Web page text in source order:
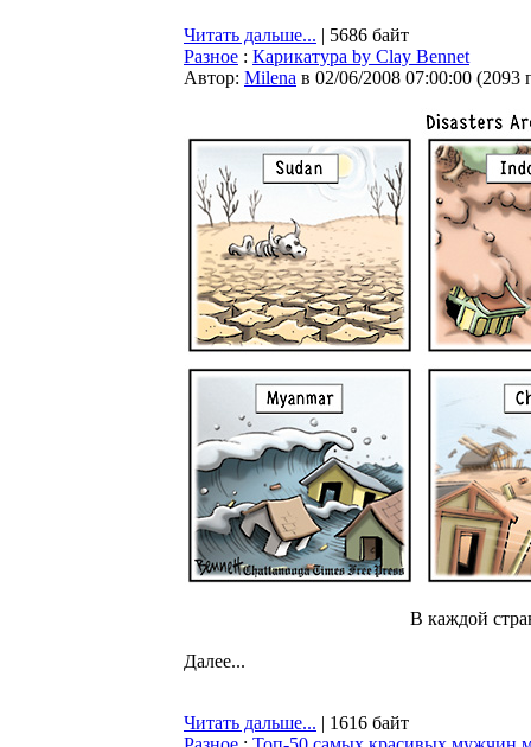
Читать дальше... | 5686 байт
Разное : Карикатура by Clay Bennet
Автор: Milena в 02/06/2008 07:00:00 (2093
В каждой
Далее...
Читать дальше... | 1616 байт